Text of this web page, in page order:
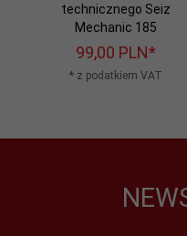
technicznego Seiz
Mechanic 185
99,00 PLN*
* z podatkiem VAT